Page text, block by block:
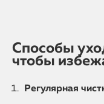
Способы
чтобы
Регулярная